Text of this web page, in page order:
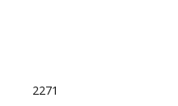
2271